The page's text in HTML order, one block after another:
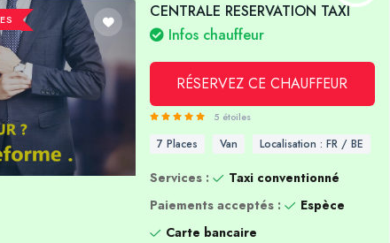
CENTRALE RESERVATION TAXI
Infos chauffeur
RÉSERVEZ CE CHAUFFEUR
5 étoiles
7 Places Van Localisation : FR / BE
Services :
Taxi conventionné
Paiements acceptés :
Espèce
Carte bancaire